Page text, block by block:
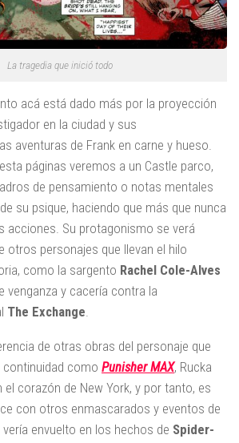
La tragedia que inició todo
acá está dado más por la proyección
en la ciudad y sus
aventuras de Frank en carne y hueso.
páginas veremos a un Castle parco,
de pensamiento o notas mentales
su psique, haciendo que más que nunca
acciones. Su protagonismo se verá
otros personajes que llevan el hilo
como la sargento Rachel Cole-Alves
venganza y cacería contra la
The Exchange.
de otras obras del personaje que
como Punisher MAX, Rucka
el corazón de New York, y por tanto, es
con otros enmascarados y eventos de
vería envuelto en los hechos de Spider-